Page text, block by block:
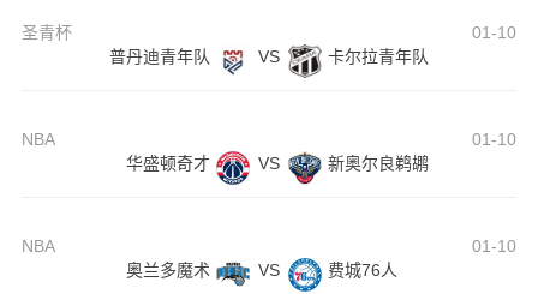
圣青杯
01-10
普丹迪青年队
VS 卡尔拉青年队
NBA
01-10
华盛顿奇才
VS 新奥尔良鹈鹕
NBA
01-10
奥兰多魔术
VS 费城76人